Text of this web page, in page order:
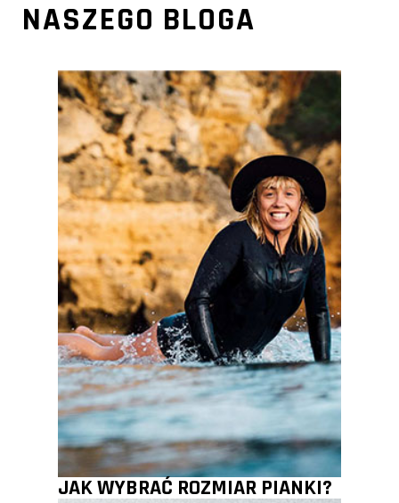
NASZEGO BLOGA
JAK WYBRAĆ ROZMIAR PIANKI?